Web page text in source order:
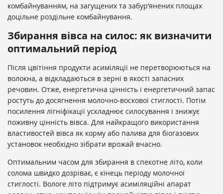
комбайнуванням, на загущених та забур’янених площах
доцільне роздільне комбайнування.
Збирання вівса на силос: як визначити
оптимальний період
Після цвітіння продукти асиміляції не перетворюються на
волокна, а відкладаються в зерні в якості запасних
речовин. Отже, енергетична цінність і енергетичний запас
ростуть до досягнення молочно-воскової стиглості. Потім
посилення лігніфікації ускладнює силосування і знижує
поживну цінність вівса. Для найкращого використання
властивостей вівса як корму або палива для біогазових
установок необхідно зібрати врожай вчасно.
Оптимальним часом для збирання в спекотне літо, коли
солома швидко дозріває, є кінець періоду молочної
стиглості. Вологе літо підтримує асиміляційні апарат